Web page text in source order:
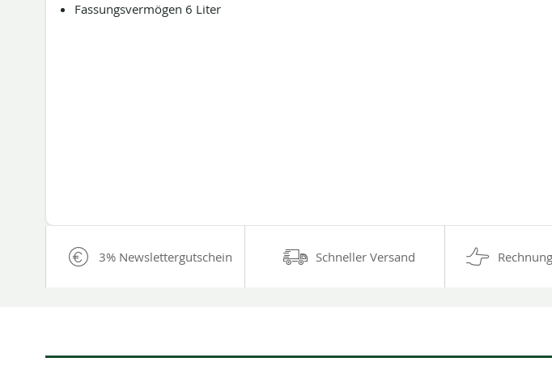
Fassungsvermögen 6 Liter
3% Newslettergutschein Schneller Versand